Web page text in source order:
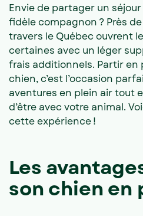
Envie de partager un
fidèle compagnon ? Près
travers le Québec ouvrent
certaines avec un léger
frais additionnels. Partir en
chien, c’est l’occasion
aventures en plein air tout
d’être avec votre animal.
cette expérience !
Les
son chien en